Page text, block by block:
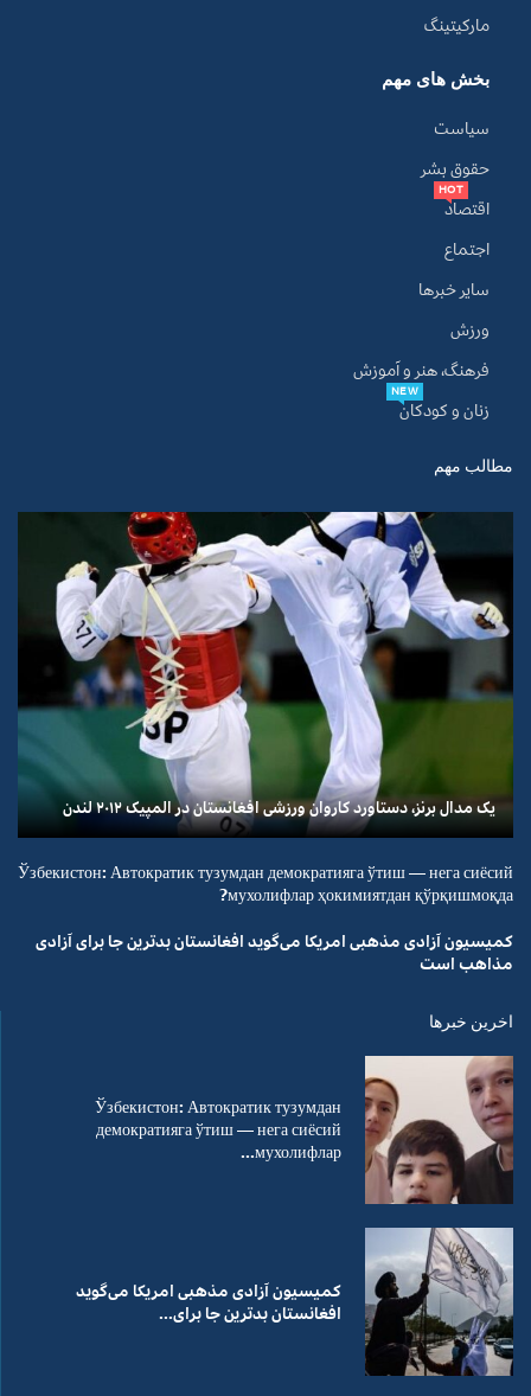
مارکیتینگ
بخش های مهم
سیاست
حقوق بشر
اقتصاد
HOT
اجتماع
سایر خبرها
ورزش
فرهنگ، هنر و آموزش
زنان و کودکان
NEW
مطالب مهم
یک مدال برنز، دستاورد کاروان ورزشی افغانستان در المپیک ۲۰۱۲ لندن
Ўзбекистон: Автократик тузумдан демократияга ўтиш — нега сиёсий
мухолифлар ҳокимиятдан қўрқишмоқда?
کمیسیون آزادی مذهبی امریکا می‌گوید افغانستان بدترین جا برای آزادی
مذاهب است
اخرین خبرها
Ўзбекистон: Автократик тузумдан
демократияга ўтиш — нега сиёсий
мухолифлар...
کمیسیون آزادی مذهبی امریکا می‌گوید
افغانستان بدترین جا برای...